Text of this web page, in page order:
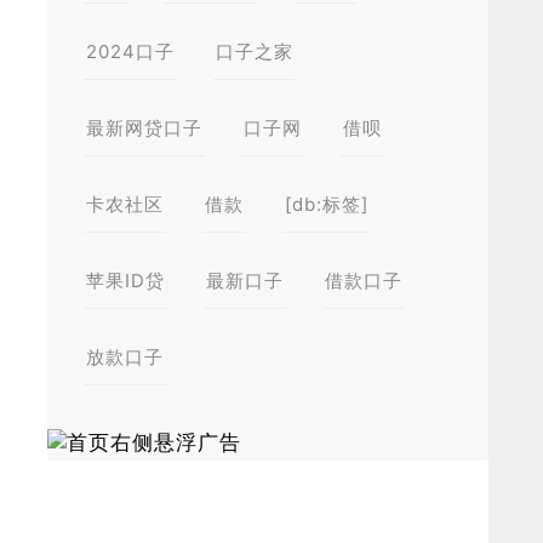
2024口子 口子之家
最新网贷口子 口子网 借呗
卡农社区 借款 [db:标签]
苹果ID贷 最新口子 借款口子
放款口子